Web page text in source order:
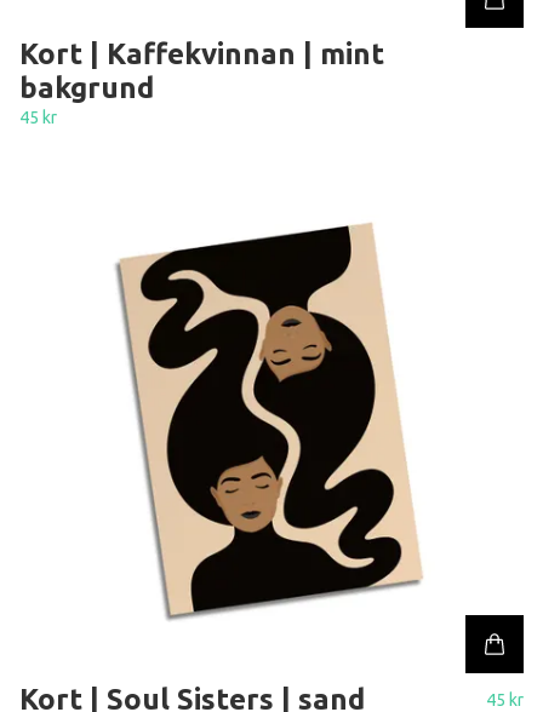
Kort | Kaffekvinnan | mint
bakgrund
45 kr
Kort | Soul Sisters | sand 45 kr